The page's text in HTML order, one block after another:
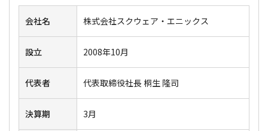
会社名 株式会社スクウェア・エニックス
設立 2008年10月
代表者 代表取締役社長 桐生 隆司
決算期 3月